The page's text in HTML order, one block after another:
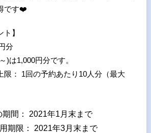
です❤
】
分
)は1,000円分です。
： 1回の予約あたり10人分（最大
期間： 2021年1月末まで
期限： 2021年3月末まで